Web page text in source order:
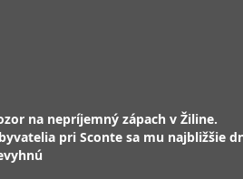
na nepríjemný zápach v Žiline.
pri Sconte sa mu najbližšie